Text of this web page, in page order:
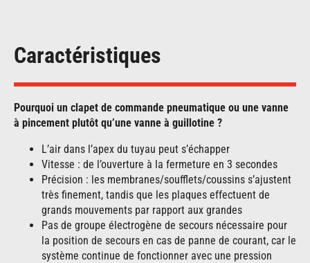
Caractéristiques
Pourquoi un clapet de commande pneumatique ou une vanne
à pincement plutôt qu’une vanne à guillotine ?
L’air dans l’apex du tuyau peut s’échapper
Vitesse : de l’ouverture à la fermeture en 3 secondes
Précision : les membranes/soufflets/coussins s’ajustent
très finement, tandis que les plaques effectuent de
grands mouvements par rapport aux grandes
Pas de groupe électrogène de secours nécessaire pour
la position de secours en cas de panne de courant, car le
système continue de fonctionner avec une pression